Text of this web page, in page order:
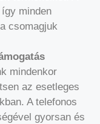
minden
csomagjuk
mindenkor
az esetleges
A telefonos
gyorsan és